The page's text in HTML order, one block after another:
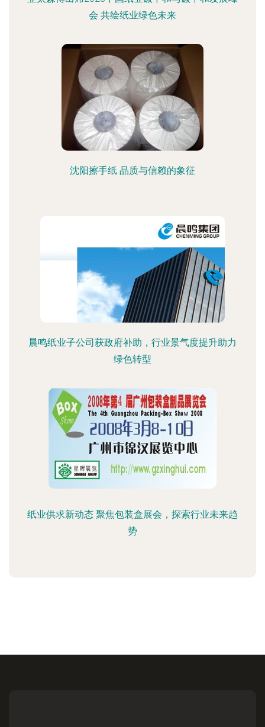
会 共绘纸业绿色未来
沈阳擦手纸 品质与信赖的象征
晨鸣纸业子公司获政府补助，行业景气度提升助力
绿色转型
纸业供求新动态 聚焦包装盒展会，探索行业未来趋
势